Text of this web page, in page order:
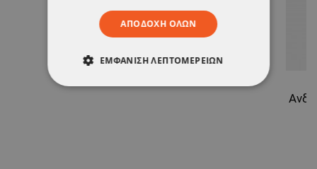
ΑΠΟΔΟΧΉ ΌΛΩΝ
ΕΜΦΆΝΙΣΗ ΛΕΠΤΟΜΕΡΕΙΏΝ